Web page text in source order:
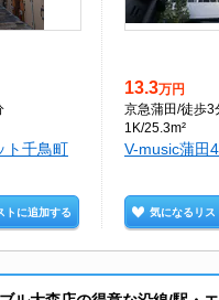
ト千鳥町
トに追加する
13.3万円
京急蒲田/徒歩3
1K/25.3m²
V-music蒲田
気になるリス